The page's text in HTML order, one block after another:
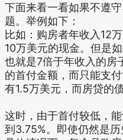
下面来看一看如果不遵
题。举例如下：
比如：购房者年收入12
10万美元的现金。但是
也就是7倍于年收入的房
的首付金额，而只能支
有1.5万美元，而房贷的
这时，由于首付较低，
到3.75%。即使仍然是